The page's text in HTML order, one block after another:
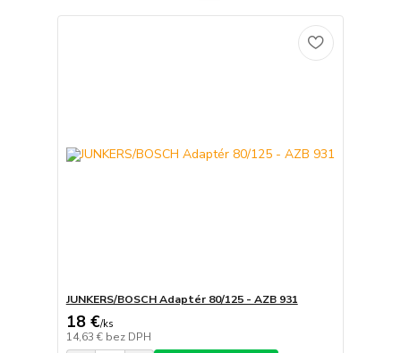
JUNKERS/BOSCH Adaptér 80/125 - AZB 931
18 €/ks
14,63 € bez DPH